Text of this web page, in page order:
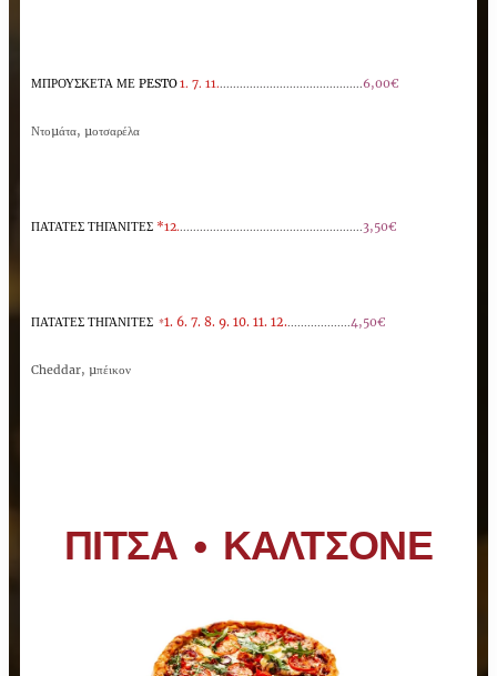
ΜΠΡΟΥΣΚΕΤΑ ΜΕ PESTO1. 7. 11............................................6,00€
Ντοµάτα, µοτσαρέλα
ΠΑΤΑΤΕΣ ΤΗΓΑΝΙΤΕΣ *12........................................................3,50€
ΠΑΤΑΤΕΣ ΤΗΓΑΝΙΤΕΣ *1. 6. 7. 8. 9. 10. 11. 12....................4,50€
Cheddar, µπέικον
ΠΙΤΣΑ • ΚΑΛΤΣΟΝΕ